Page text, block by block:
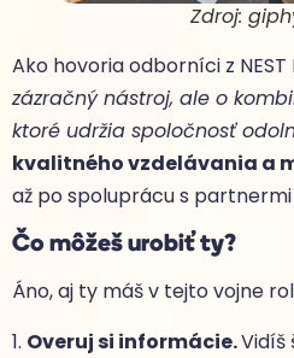
Zdroj:
Ako hovoria odborníci z
zázračný nástroj, ale o
ktoré udržia spoločnosť
kvalitného vzdelávania a
až po spoluprácu s partnermi
Čo môžeš urobiť ty?
Áno, aj ty máš v tejto vojne
1. Overuj si informácie.Vidíš